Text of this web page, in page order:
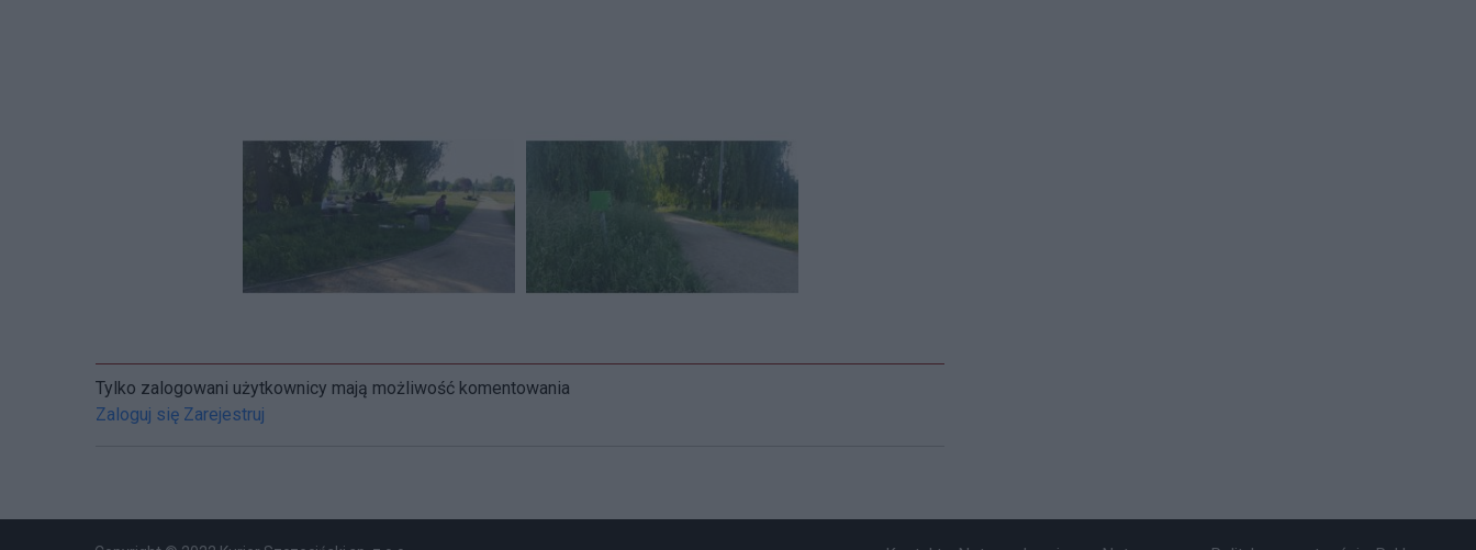
Tylko zalogowani użytkownicy mają możliwość komentowania
Zaloguj się Zarejestruj